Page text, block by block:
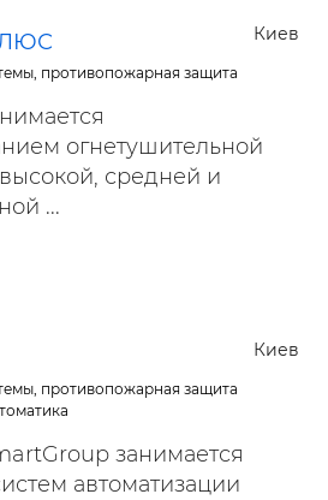
Киев
противопожарная защита
огнетушительной
средней и
...
Киев
противопожарная защита
занимается
автоматизации